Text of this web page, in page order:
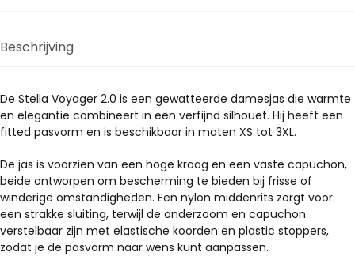
Deze
gekozen
worden
op
productpagina
Beschrijving
De Stella Voyager 2.0 is een gewatteerde damesjas die warmte
en elegantie combineert in een verfijnd silhouet. Hij heeft een
fitted pasvorm en is beschikbaar in maten XS tot 3XL.
De jas is voorzien van een hoge kraag en een vaste capuchon,
beide ontworpen om bescherming te bieden bij frisse of
winderige omstandigheden. Een nylon middenrits zorgt voor
een strakke sluiting, terwijl de onderzoom en capuchon
verstelbaar zijn met elastische koorden en plastic stoppers,
zodat je de pasvorm naar wens kunt aanpassen.